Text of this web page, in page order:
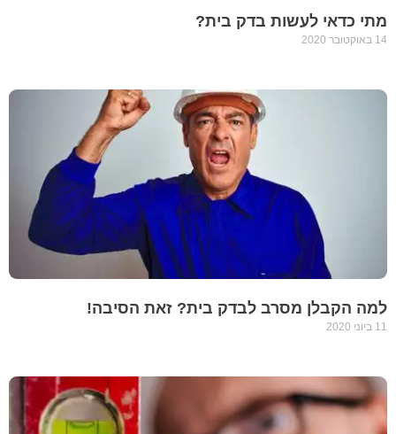
מתי כדאי לעשות בדק בית?
14 באוקטובר 2020
למה הקבלן מסרב לבדק בית? זאת הסיבה!
11 ביוני 2020